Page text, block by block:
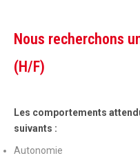
Nous recherchons
(H/F)
Les comportements
suivants :
Autonomie